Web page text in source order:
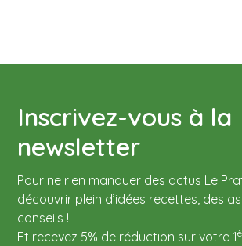
Inscrivez-vous à la
newsletter
Pour ne rien manquer des actus Le
découvrir plein d’idées recettes, des
conseils !
Et recevez 5% de réduction sur votre 1